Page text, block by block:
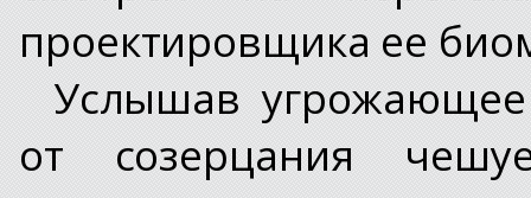
проектировщика ее
Услышав
от созерцания